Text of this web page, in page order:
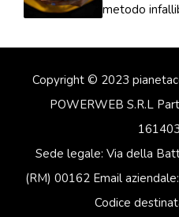
metodo
Copyright © 2023
POWERWEB S.R.L
Sede legale: Via della
(RM) 00162 Email
Codice